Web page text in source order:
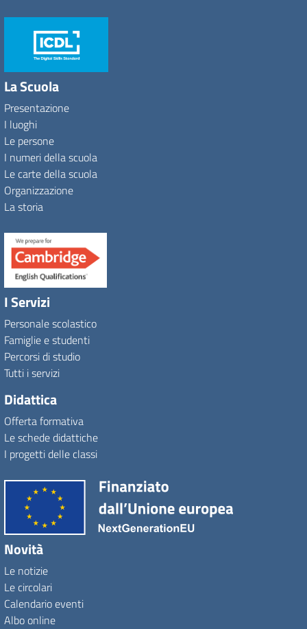
La Scuola
Presentazione
I luoghi
Le persone
I numeri della scuola
Le carte della scuola
Organizzazione
La storia
I Servizi
Personale scolastico
Famiglie e studenti
Percorsi di studio
Tutti i servizi
Didattica
Offerta formativa
Le schede didattiche
I progetti delle classi
Novità
Le notizie
Le circolari
Calendario eventi
Albo online